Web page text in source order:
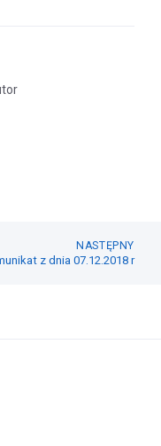
NASTĘPNY
z dnia 07.12.2018 r